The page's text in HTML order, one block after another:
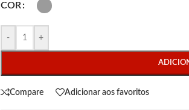
COR
- +
Compare Adicionar aos favoritos